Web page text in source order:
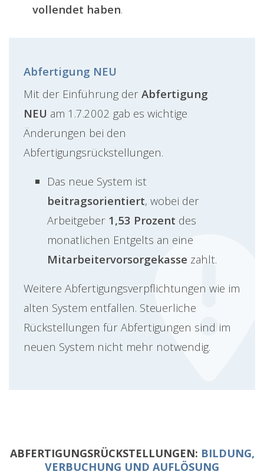
vollendet haben.
Abfertigung NEU
Mit der Einführung der Abfertigung
NEU am 1.7.2002 gab es wichtige
Änderungen bei den
Abfertigungsrückstellungen.
Das neue System ist
beitragsorientiert, wobei der
Arbeitgeber 1,53 Prozent des
monatlichen Entgelts an eine
Mitarbeitervorsorgekasse zahlt.
Weitere Abfertigungsverpflichtungen wie im
alten System entfallen. Steuerliche
Rückstellungen für Abfertigungen sind im
neuen System nicht mehr notwendig.
ABFERTIGUNGSRÜCKSTELLUNGEN: BILDUNG,
VERBUCHUNG UND AUFLÖSUNG